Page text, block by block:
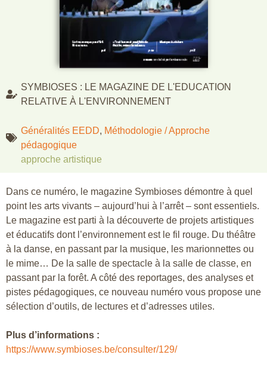
Dans ce numéro, le magazine Symbioses démontre à quel
point les arts vivants – aujourd’hui à l’arrêt – sont essentiels.
Le magazine est parti à la découverte de projets artistiques
et éducatifs dont l’environnement est le fil rouge. Du théâtre
à la danse, en passant par la musique, les marionnettes ou
le mime… De la salle de spectacle à la salle de classe, en
passant par la forêt. A côté des reportages, des analyses et
pistes pédagogiques, ce nouveau numéro vous propose une
sélection d’outils, de lectures et d’adresses utiles.
Plus d’informations :
https://www.symbioses.be/consulter/129/
SYMBIOSES : LE MAGAZINE DE L'EDUCATION
RELATIVE À L'ENVIRONNEMENT
Généralités EEDD, Méthodologie / Approche
pédagogique
approche artistique